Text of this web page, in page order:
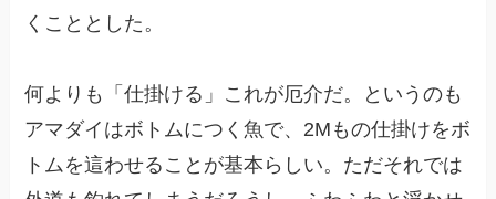
くこととした。
何よりも「仕掛ける」これが厄介だ。というのも
アマダイはボトムにつく魚で、2Mもの仕掛けをボ
トムを這わせることが基本らしい。ただそれでは